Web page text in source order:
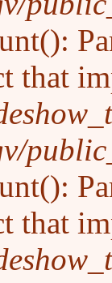
that
that